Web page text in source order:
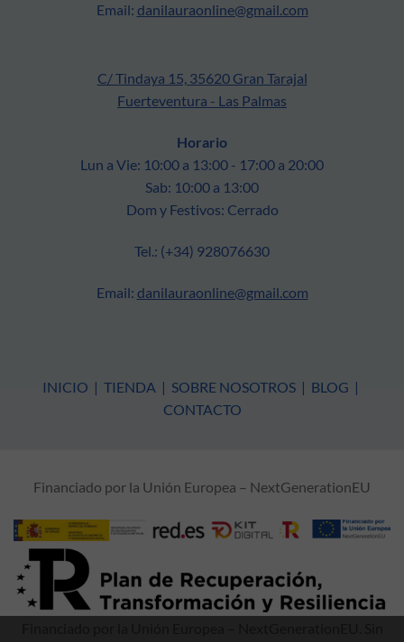
Email: danilauraonline@gmail.com
C/ Tindaya 15, 35620 Gran Tarajal
Fuerteventura - Las Palmas
Horario
Lun a Vie: 10:00 a 13:00 - 17:00 a 20:00
Sab: 10:00 a 13:00
Dom y Festivos: Cerrado
Tel.: (+34) 928076630
Email: danilauraonline@gmail.com
INICIO | TIENDA | SOBRE NOSOTROS | BLOG |
CONTACTO
Financiado por la Unión Europea – NextGenerationEU